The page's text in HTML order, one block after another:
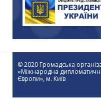
© 2020 Громадська
«Міжнародна дипломатична
Європи», м. Київ